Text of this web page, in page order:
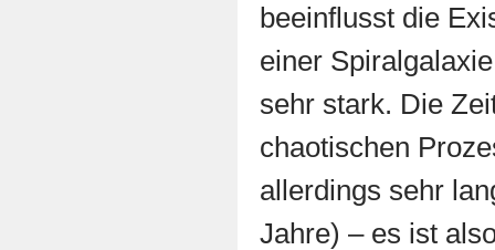
beeinflusst die
einer
sehr stark. Die
chaotischen
allerdings sehr
Jahre) – es ist